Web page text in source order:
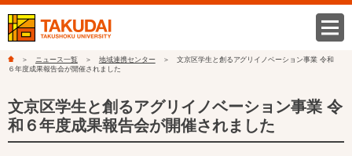
ニュース一覧 地域連携センター
文京区学生と創るアグリイノベーション事業 令和
６年度成果報告会が開催されました
文京区学生と創るアグリイノベーション事業 令
和６年度成果報告会が開催されました